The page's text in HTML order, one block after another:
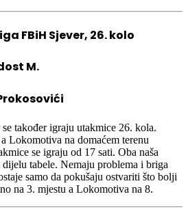
FBiH Sjever, 26. kolo
M.
također igraju utakmice 26. kola.
Lokomotiva na domaćem terenu
se igraju od 17 sati. Oba naša
tabele. Nemaju problema i briga
samo da pokušaju ostvariti što bolji
na 3. mjestu a Lokomotiva na 8.